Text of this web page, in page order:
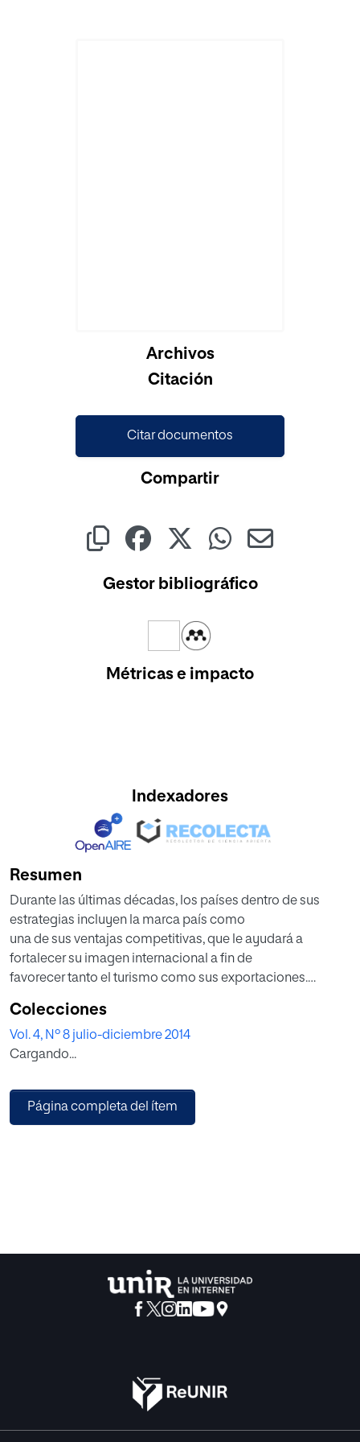
Archivos
Citación
Citar documentos
Compartir
Gestor bibliográfico
Métricas e impacto
Indexadores
Resumen
Durante las últimas décadas, los países dentro de sus
estrategias incluyen la marca país como
una de sus ventajas competitivas, que le ayudará a
fortalecer su imagen internacional a fin de
favorecer tanto el turismo como sus exportaciones.
mundial y es así como consolida un proceso de creación
y difusión de su marca “Ecuador
ama la vida”; y de ese modo cuida que el imaginario que
al mundo un país con riqueza tanto cultural como natura
Colecciones
Vol. 4, Nº 8 julio-diciembre 2014
Cargando...
Página completa del ítem